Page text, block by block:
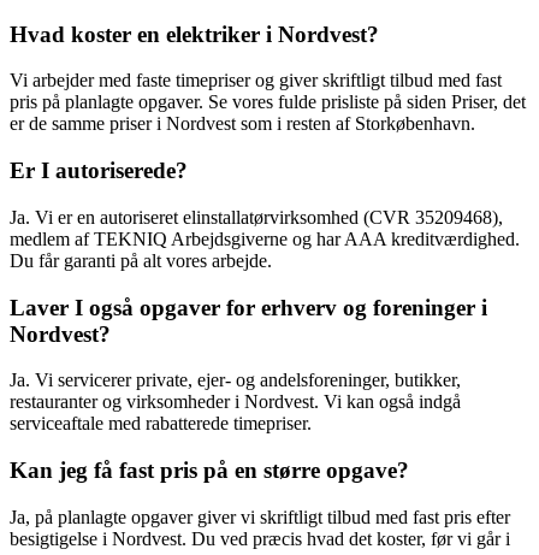
Hvad koster en elektriker i Nordvest?
Vi arbejder med faste timepriser og giver skriftligt tilbud med fast
pris på planlagte opgaver. Se vores fulde prisliste på siden Priser, det
er de samme priser i Nordvest som i resten af Storkøbenhavn.
Er I autoriserede?
Ja. Vi er en autoriseret elinstallatørvirksomhed (CVR 35209468),
medlem af TEKNIQ Arbejdsgiverne og har AAA kreditværdighed.
Du får garanti på alt vores arbejde.
Laver I også opgaver for erhverv og foreninger i
Nordvest?
Ja. Vi servicerer private, ejer- og andelsforeninger, butikker,
restauranter og virksomheder i Nordvest. Vi kan også indgå
serviceaftale med rabatterede timepriser.
Kan jeg få fast pris på en større opgave?
Ja, på planlagte opgaver giver vi skriftligt tilbud med fast pris efter
besigtigelse i Nordvest. Du ved præcis hvad det koster, før vi går i